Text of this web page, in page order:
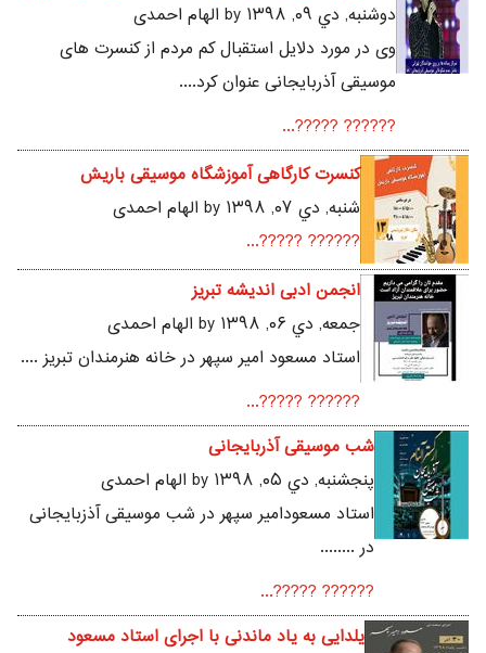
دوشنبه, دي ۰۹, ۱۳۹۸ by الهام احمدی
وی در مورد دلایل استقبال کم مردم از کنسرت های
موسیقی آذربایجانی عنوان کرد....
?????? ?????...
کنسرت کارگاهی آموزشگاه موسیقی باریش
شنبه, دي ۰۷, ۱۳۹۸ by الهام احمدی
?????? ?????...
انجمن ادبی اندیشه تبریز
جمعه, دي ۰۶, ۱۳۹۸ by الهام احمدی
استاد مسعود امیر سپهر در خانه هنرمندان تبریز ....
?????? ?????...
شب موسیقی آذربایجانی
پنجشنبه, دي ۰۵, ۱۳۹۸ by الهام احمدی
استاد مسعودامیر سپهر در شب موسیقی آذزبایجانی
در ........
?????? ?????...
یلدایی به یاد ماندنی با اجرای استاد مسعود